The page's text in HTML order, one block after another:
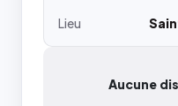
Lieu
Aucune